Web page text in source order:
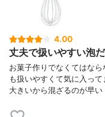
4.00
丈夫で扱いやすい泡
お菓子作りでなくてはな
も扱いやすくて気に入っ
大きいから混ざるのが早